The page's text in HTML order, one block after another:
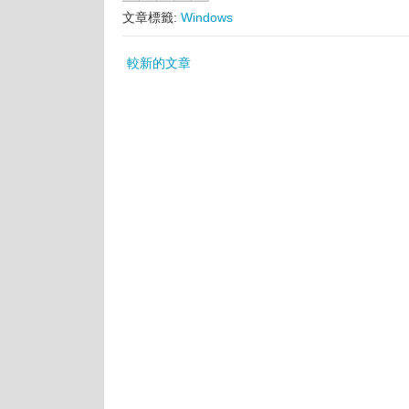
文章標籤: Windows
較新的文章